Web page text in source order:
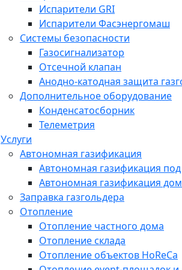
Испарители GRI
Испарители Фасэнергомаш
Системы безопасности
Газосигнализатор
Отсечной клапан
Анодно-катодная защита
Дополнительное оборудование
Конденсатосборник
Телеметрия
Услуги
Автономная газификация
Автономная газификация
Автономная газификация
Заправка газгольдера
Отопление
Отопление частного дома
Отопление склада
Отопление объектов HoReCa